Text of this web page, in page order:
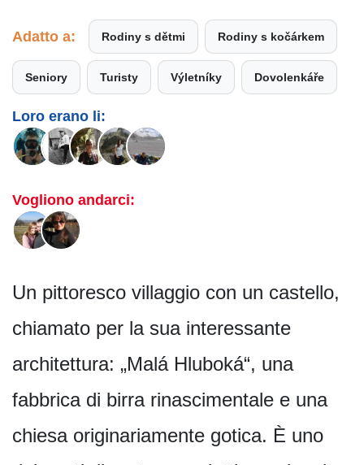
Adatto a: Rodiny s dětmi Rodiny s kočárkem
Seniory Turisty Výletníky Dovolenkáře
Loro erano li:
Vogliono andarci:
Un pittoresco villaggio con un castello,
chiamato per la sua interessante
architettura: „Malá Hluboká“, una
fabbrica di birra rinascimentale e una
chiesa originariamente gotica. È uno